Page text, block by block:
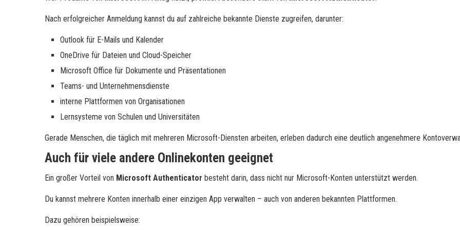
Nach erfolgreicher Anmeldung kannst du auf zahlreiche bekannte Dienste zugreifen, darunter:
Outlook für E-Mails und Kalender
OneDrive für Dateien und Cloud-Speicher
Microsoft Office für Dokumente und Präsentationen
Teams- und Unternehmensdienste
interne Plattformen von Organisationen
Lernsysteme von Schulen und Universitäten
Gerade Menschen, die täglich mit mehreren Microsoft-Diensten arbeiten, erleben dadurch eine deutlich angenehmere
Auch für viele andere Onlinekonten geeignet
Ein großer Vorteil von Microsoft Authenticator besteht darin, dass nicht nur Microsoft-Konten unterstützt werden.
Du kannst mehrere Konten innerhalb einer einzigen App verwalten – auch von anderen bekannten Plattformen.
Dazu gehören beispielsweise: